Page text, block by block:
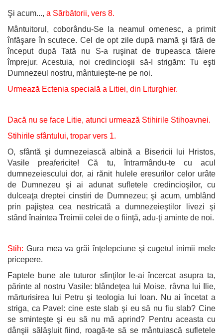
Şi acum..., a Sărbătorii, vers 8.
Mântuitorul, coborându-Se la neamul omenesc, a primit
înfăşare în scutece. Cel de opt zile după mamă şi fără de
început după Tată nu S-a ruşinat de trupeasca tăiere
împrejur. Acestuia, noi credincioşii să-I strigăm: Tu eşti
Dumnezeul nostru, mântuieşte-ne pe noi.
Urmează Ectenia specială a Litiei, din Liturghier.
Dacă nu se face Litie, atunci urmează Stihirile Stihoavnei.
Stihirile sfântului, tropar vers 1.
O, sfântă şi dumnezeiască albină a Bisericii lui Hristos,
Vasile preafericite! Că tu, întrarmându-te cu acul
dumnezeiescului dor, ai rănit hulele eresurilor celor urâte
de Dumnezeu şi ai adunat sufletele credincioşilor, cu
dulceaţa dreptei cinstiri de Dumnezeu; şi acum, umblând
prin pajiştea cea nestricată a dumnezeieştilor livezi şi
stând înaintea Treimii celei de o fiinţă, adu-ţi aminte de noi.
Stih: Gura mea va grăi înţelepciune şi cugetul inimii mele
pricepere.
Faptele bune ale tuturor sfinţilor le-ai încercat asupra ta,
părinte al nostru Vasile: blândeţea lui Moise, râvna lui Ilie,
mărturisirea lui Petru şi teologia lui Ioan. Nu ai încetat a
striga, ca Pavel: cine este slab şi eu să nu fiu slab? Cine
se sminteşte şi eu să nu mă aprind? Pentru aceasta cu
dânşii sălăşluit fiind, roagă-te să se mântuiască sufletele